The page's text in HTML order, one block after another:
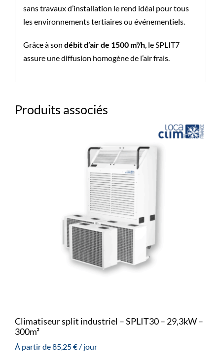
sans travaux d’installation le rend idéal pour tous
les environnements tertiaires ou événementiels.
Grâce à son débit d’air de 1500 m³/h, le SPLIT7
assure une diffusion homogène de l’air frais.
Produits associés
Climatiseur split industriel – SPLIT30 – 29,3kW –
300m²
À partir de85,25€/ jour